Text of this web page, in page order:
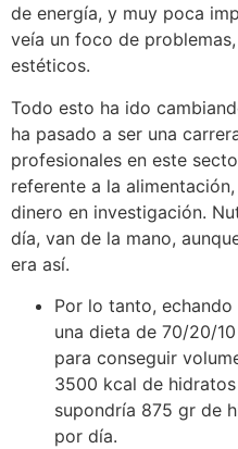
de energía, y muy poca
veía un foco de
estéticos.
Todo esto ha ido
ha pasado a ser una
profesionales en este
referente a la
dinero en investigación.
día, van de la mano,
era así.
Por lo tanto,
una dieta de 70/20/
para conseguir
3500 kcal de
supondría 875 gr de
por día.